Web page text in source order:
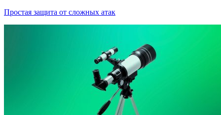
Простая защита от сложных атак